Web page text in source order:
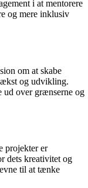
i at mentorere
og mere inklusiv
om at skabe
og udvikling.
ud over grænserne og
projekter er
dets kreativitet og
til at tænke